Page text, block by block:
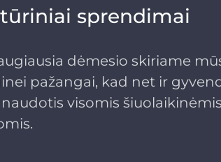
sprendimai
dėmesio skiriame
pažangai, kad net ir
visomis šiuolaikinėmis